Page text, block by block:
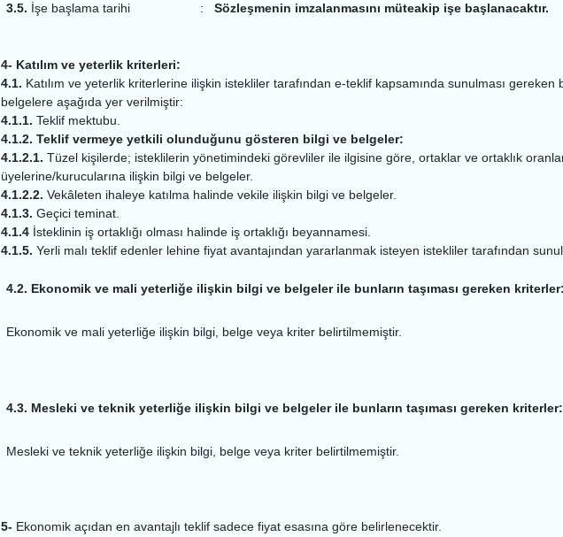
3.5. İşe başlama tarihi : Sözleşmenin imzalanmasını müteakip işe başlanacaktır.
4- Katılım ve yeterlik kriterleri:
4.1. Katılım ve yeterlik kriterlerine ilişkin istekliler tarafından e-teklif kapsamında sunulması
belgelere aşağıda yer verilmiştir:
4.1.1. Teklif mektubu.
4.1.2. Teklif vermeye yetkili olunduğunu gösteren bilgi ve belgeler:
4.1.2.1. Tüzel kişilerde; isteklilerin yönetimindeki görevliler ile ilgisine göre, ortaklar ve ortaklık
üyelerine/kurucularına ilişkin bilgi ve belgeler.
4.1.2.2. Vekâleten ihaleye katılma halinde vekile ilişkin bilgi ve belgeler.
4.1.3. Geçici teminat.
4.1.4 İsteklinin iş ortaklığı olması halinde iş ortaklığı beyannamesi.
4.1.5. Yerli malı teklif edenler lehine fiyat avantajından yararlanmak isteyen istekliler tarafından
4.2. Ekonomik ve mali yeterliğe ilişkin bilgi ve belgeler ile bunların taşıması gereken kriterler:
Ekonomik ve mali yeterliğe ilişkin bilgi, belge veya kriter belirtilmemiştir.
4.3. Mesleki ve teknik yeterliğe ilişkin bilgi ve belgeler ile bunların taşıması gereken kriterler:
Mesleki ve teknik yeterliğe ilişkin bilgi, belge veya kriter belirtilmemiştir.
5- Ekonomik açıdan en avantajlı teklif sadece fiyat esasına göre belirlenecektir.